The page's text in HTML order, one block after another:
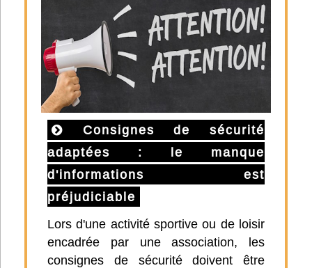
Consignes de sécurité
adaptées : le manque
d'informations est
préjudiciable
Lors d'une activité sportive ou de loisir
encadrée par une association, les
consignes de sécurité doivent être